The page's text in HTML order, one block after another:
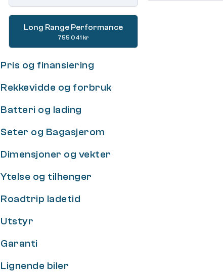
Long Range Performance
755 041 kr
Pris og finansiering
Rekkevidde og forbruk
Batteri og lading
Seter og Bagasjerom
Dimensjoner og vekter
Ytelse og tilhenger
Roadtrip ladetid
Utstyr
Garanti
Lignende biler